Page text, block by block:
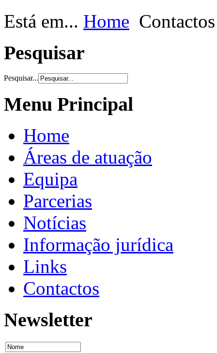
Está em... Home Contactos
Pesquisar
Pesquisar...
Menu Principal
Home
Áreas de atuação
Equipa
Parcerias
Notícias
Informação jurídica
Links
Contactos
Newsletter